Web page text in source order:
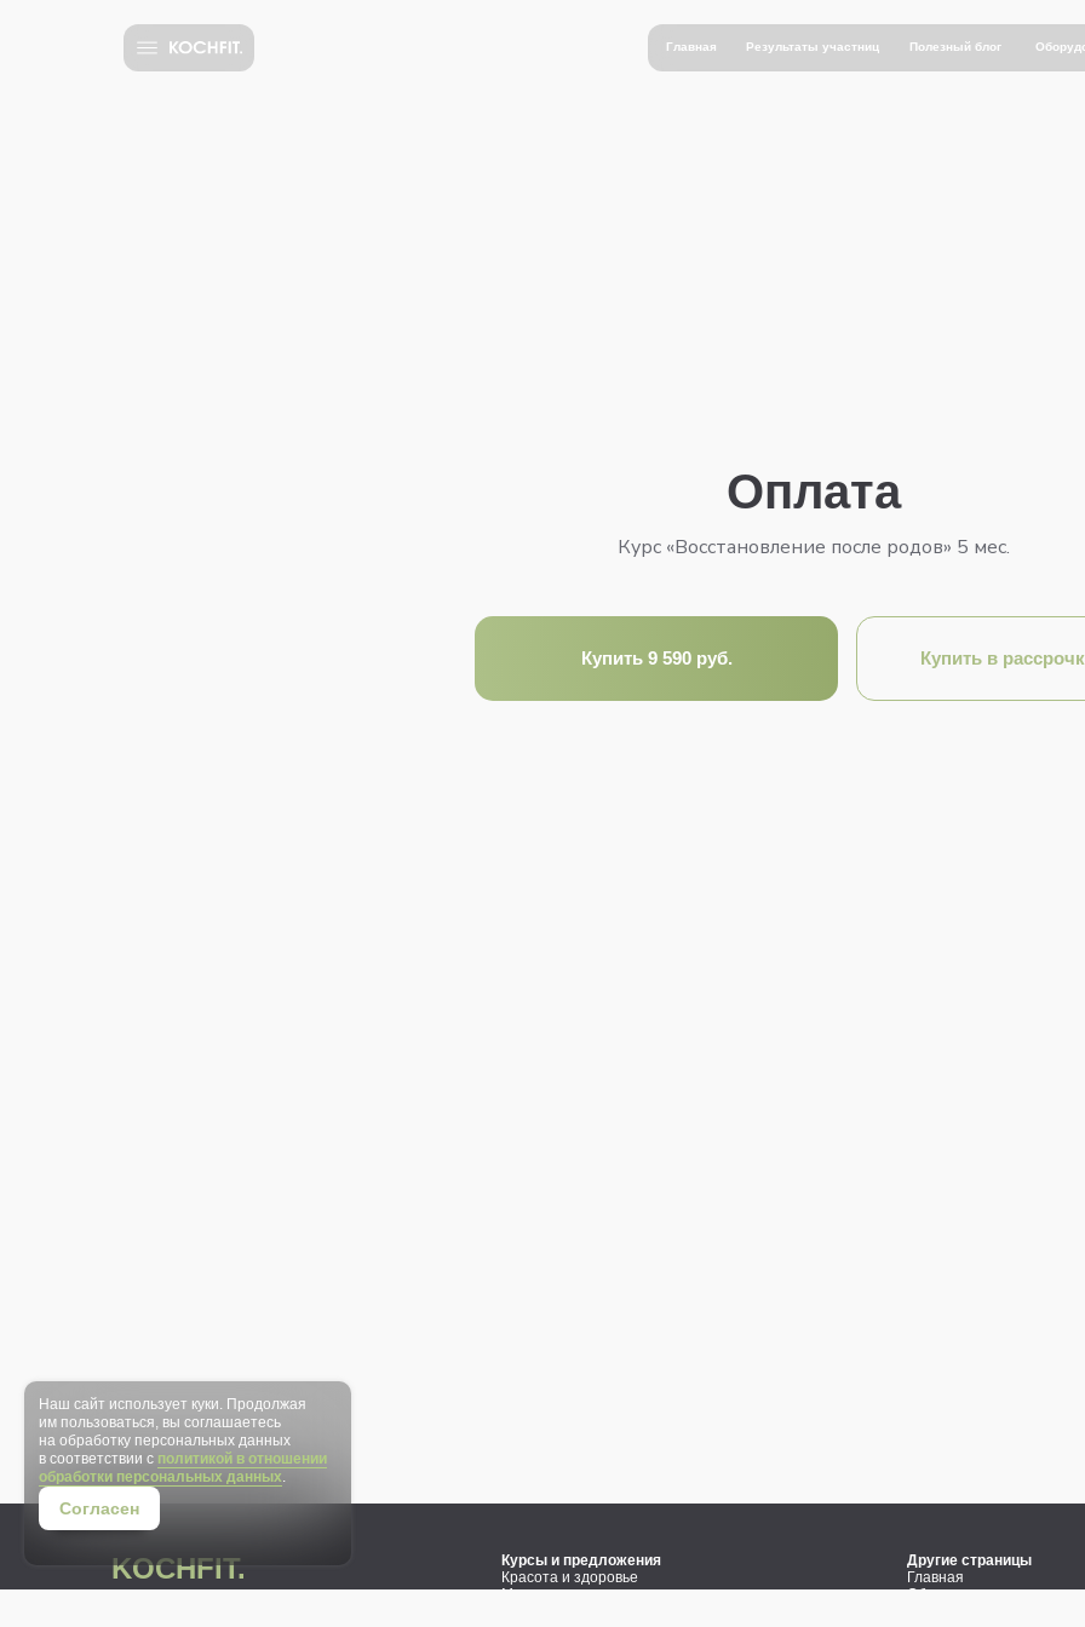
Полезный блог
Результаты участниц
Главная
Наш сайт использует куки. Продолжая
им пользоваться, вы соглашаетесь
на обработку персональных данных
в соответствии с политикой в отношении
обработки персональных данных.
Согласен
Оплата
Курс «Восстановление после родов» 5 мес.
Купить 9 590 руб. Купить в
KOCHFIT.
Другие страницы
Главная
Обо мне
Курсы и предложения
Красота и здоровье
Мышцы тазового дна